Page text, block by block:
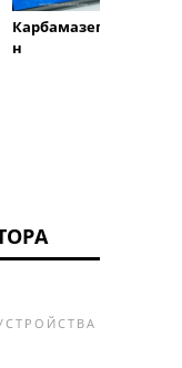
Карбамазепи
н